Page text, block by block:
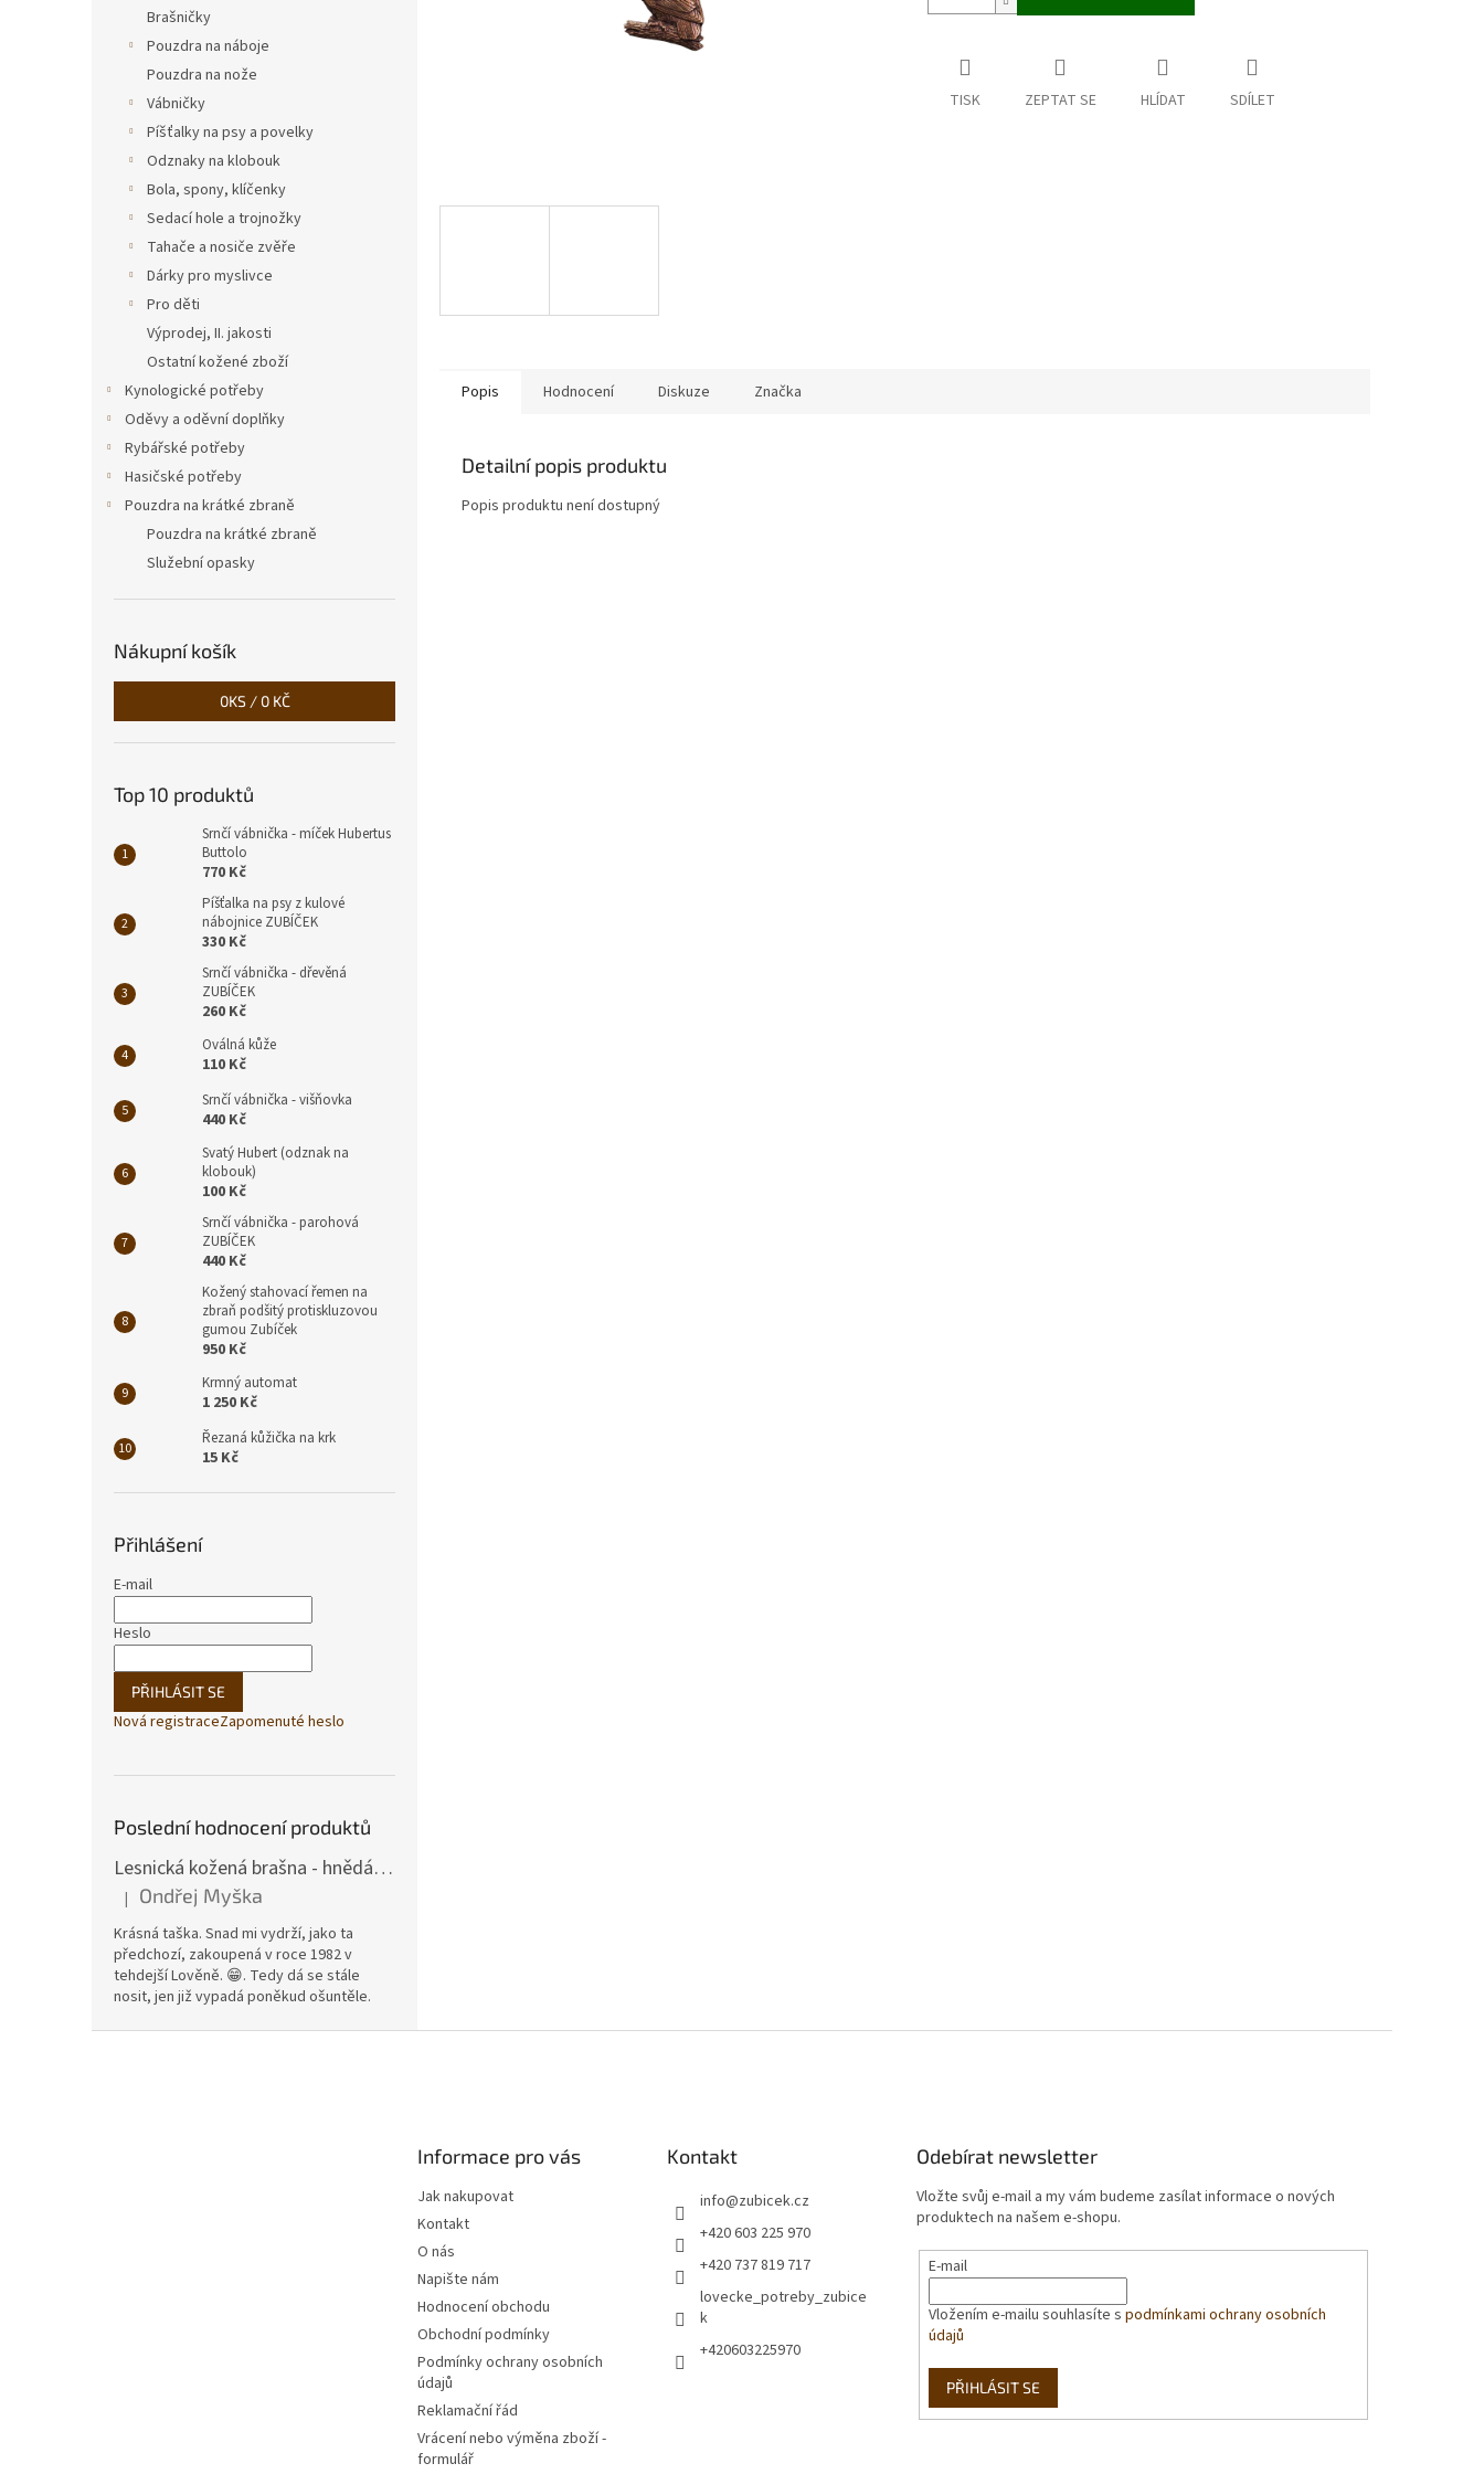
Brašničky
Pouzdra na náboje
Pouzdra na nože
Vábničky
Píšťalky na psy a povelky
Odznaky na klobouk
Bola, spony, klíčenky
Sedací hole a trojnožky
Tahače a nosiče zvěře
Dárky pro myslivce
Pro děti
Výprodej, II. jakosti
Ostatní kožené zboží
Kynologické potřeby
Oděvy a oděvní doplňky
Rybářské potřeby
Hasičské potřeby
Pouzdra na krátké zbraně
Pouzdra na krátké zbraně
Služební opasky
Nákupní košík
0KS / 0 KČ
Top 10 produktů
Srnčí vábnička - míček Hubertus
Buttolo
770 Kč
Píšťalka na psy z kulové
nábojnice ZUBÍČEK
330 Kč
Srnčí vábnička - dřevěná
ZUBÍČEK
260 Kč
Oválná kůže
110 Kč
Srnčí vábnička - višňovka
440 Kč
Svatý Hubert (odznak na
klobouk)
100 Kč
Srnčí vábnička - parohová
ZUBÍČEK
440 Kč
Kožený stahovací řemen na
zbraň podšitý protiskluzovou
gumou Zubíček
950 Kč
Krmný automat
1 250 Kč
Řezaná kůžička na krk
15 Kč
Přihlášení
E-mail
Heslo
PŘIHLÁSIT SE
Nová registraceZapomenuté heslo
Poslední hodnocení produktů
Lesnická kožená brašna - hnědá hovězina
Hodnocení produktu je 5 z 5 hvězdiček.
| Ondřej Myška
Krásná taška. Snad mi vydrží, jako ta
předchozí, zakoupená v roce 1982 v
tehdejší Lověně. 😁. Tedy dá se stále
nosit, jen již vypadá poněkud ošuntěle.
TISK ZEPTAT SE HLÍDAT SDÍLET
Popis Hodnocení Diskuze Značka
Detailní popis produktu
Popis produktu není dostupný
Informace pro vás
Jak nakupovat
Kontakt
O nás
Napište nám
Hodnocení obchodu
Obchodní podmínky
Podmínky ochrany osobních
údajů
Reklamační řád
Vrácení nebo výměna zboží -
formulář
Kontakt
info@zubicek.cz
+420 603 225 970
+420 737 819 717
lovecke_potreby_zubice
k
+420603225970
Odebírat newsletter
Vložte svůj e-mail a my vám budeme zasílat informace o nových
produktech na našem e-shopu.
E-mail
Vložením e-mailu souhlasíte spodmínkami ochrany osobních
údajů
PŘIHLÁSIT SE